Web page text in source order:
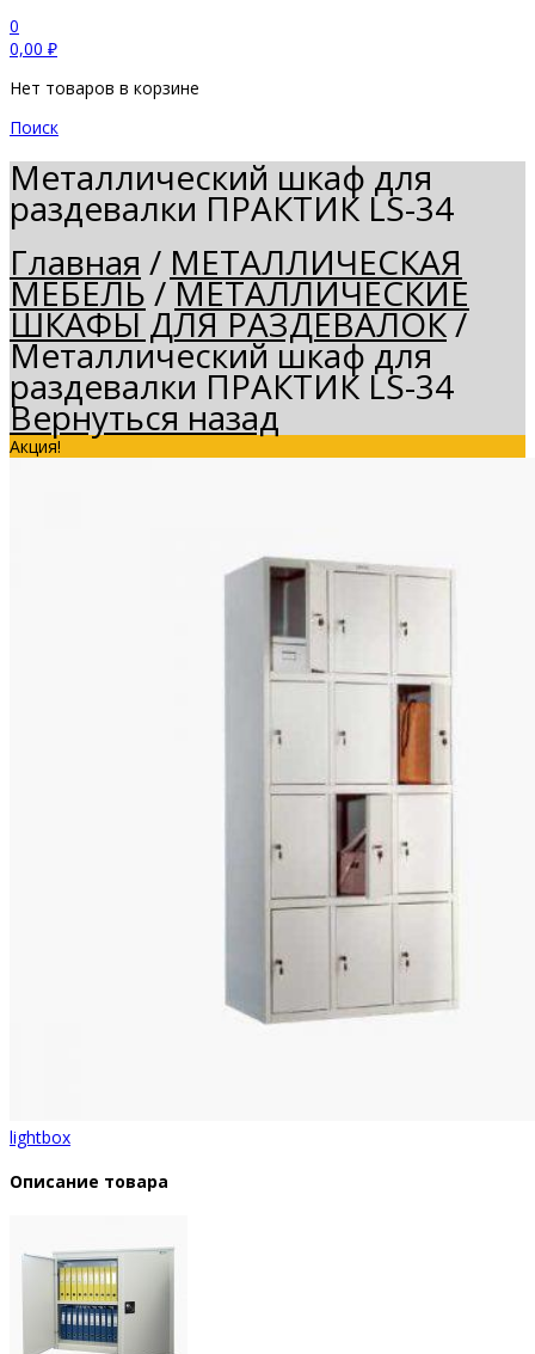
0
0,00 ₽
Нет товаров в корзине
Поиск
Металлический шкаф для
раздевалки ПРАКТИК LS-34
Главная / МЕТАЛЛИЧЕСКАЯ
МЕБЕЛЬ /МЕТАЛЛИЧЕСКИЕ
ШКАФЫ ДЛЯ РАЗДЕВАЛОК/
Металлический шкаф для
раздевалки ПРАКТИК LS-34
Вернуться назад
Акция!
lightbox
Описание товара